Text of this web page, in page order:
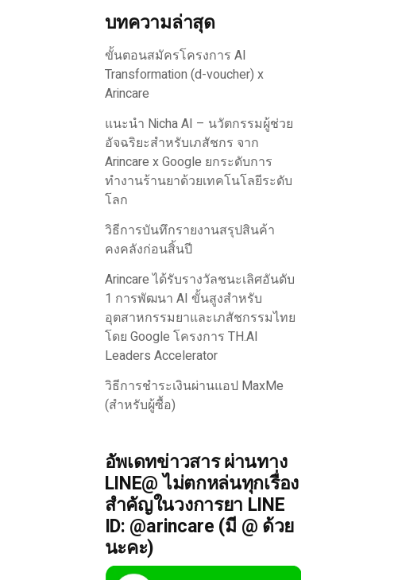
บทความล่าสุด
ขั้นตอนสมัครโครงการ AI
Transformation (d-voucher) x
Arincare
แนะนำ Nicha AI – นวัตกรรมผู้ช่วย
อัจฉริยะสำหรับเภสัชกร จาก
Arincare x Google ยกระดับการ
ทำงานร้านยาด้วยเทคโนโลยีระดับ
โลก
วิธีการบันทึกรายงานสรุปสินค้า
คงคลังก่อนสิ้นปี
Arincare ได้รับรางวัลชนะเลิศอันดับ
1 การพัฒนา AI ขั้นสูงสำหรับ
อุตสาหกรรมยาและเภสัชกรรมไทย
โดย Google โครงการ TH.AI
Leaders Accelerator
วิธีการชำระเงินผ่านแอป MaxMe
(สำหรับผู้ซื้อ)
อัพเดทข่าวสาร ผ่านทาง
LINE@ ไม่ตกหล่นทุกเรื่อง
สำคัญในวงการยา LINE
ID: @arincare (มี @ ด้วย
นะคะ)